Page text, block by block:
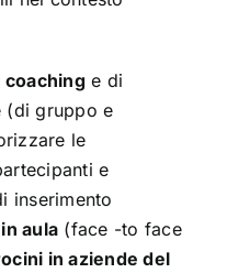
e di
(di gruppo e
le
e
inserimento
aula (face -to face
in aziende del